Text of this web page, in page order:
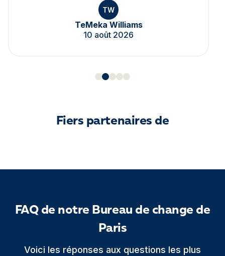
TW
TeMeka Williams
10 août 2026
Fiers partenaires de
FAQ de notre Bureau de change de
Paris
Voici les réponses aux questions les plus